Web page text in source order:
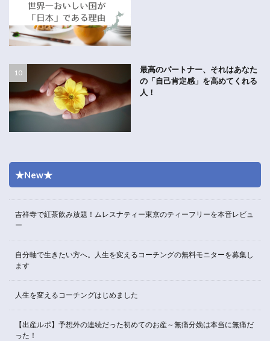
最高のパートナー、それはあなた
の「自己肯定感」を高めてくれる
人！
★New★
吉祥寺で紅茶飲み放題！ムレスナティー東京のティーフリーを本音レビュ
ー
自分軸で生きたい方へ。人生を変えるコーチングの無料モニターを募集し
ます
人生を変えるコーチングはじめました
【出産ルポ】予想外の連続だった初めてのお産～無痛分娩は本当に無痛だ
った！